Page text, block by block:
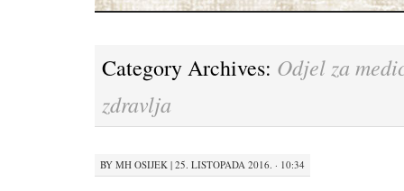
Category Archives: Odjel za
zdravlja
BY MH OSIJEK | 25. LISTOPADA 2016. · 10:34